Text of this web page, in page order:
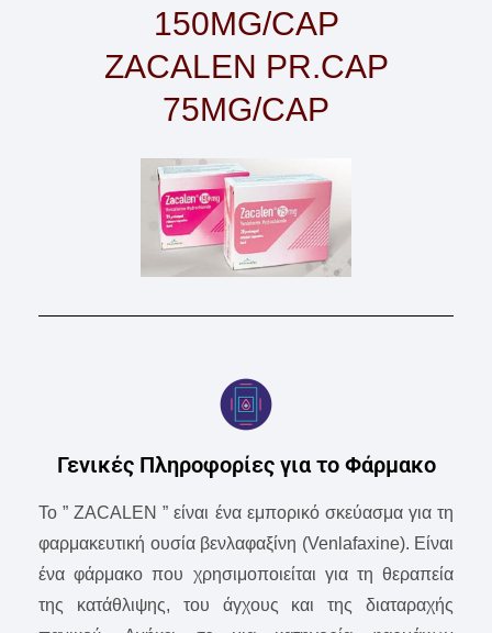
150MG/CAP
ZACALEN PR.CAP
75MG/CAP
Γενικές Πληροφορίες για το Φάρμακο
Το ” ZACALEN ” είναι ένα εμπορικό σκεύασμα για τη
φαρμακευτική ουσία βενλαφαξίνη (Venlafaxine). Eίναι
ένα φάρμακο που χρησιμοποιείται για τη θεραπεία
της κατάθλιψης, του άγχους και της διαταραχής